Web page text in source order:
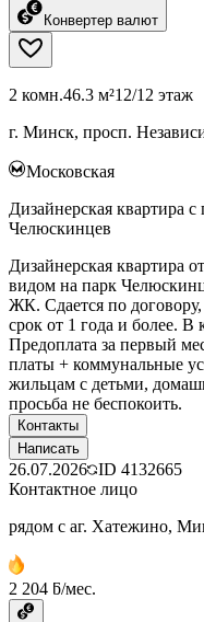
Конвертер валют
2 комн.46.3 м²12/12 этаж
г. Минск, просп.
Московская
Дизайнерская квартира
Челюскинцев
Дизайнерская квартира
видом на парк
ЖК. Сдается по
срок от 1 года и более. В
Предоплата за первый
платы + коммунальные
жильцам с детьми,
просьба не беспокоить.
Контакты
Написать
26.07.2026 ID 4132665
Контактное лицо
рядом с аг. Хатежино,
2 204 ƃ/мес.